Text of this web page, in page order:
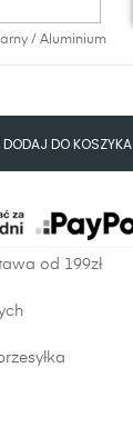
/ Aluminium
DODAJ DO KOSZYKA
od 199zł